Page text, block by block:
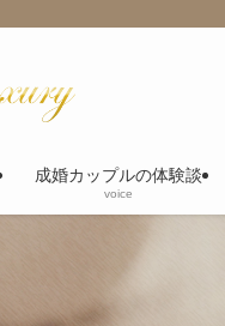
成婚カップルの体験談
voice